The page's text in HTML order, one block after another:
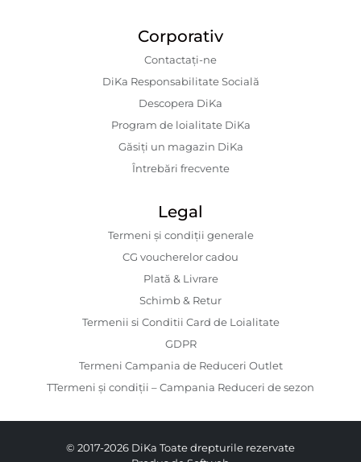
Corporativ
Contactaţi-ne
DiKa Responsabilitate Socială
Descopera DiKa
Program de loialitate DiKa
Găsiți un magazin DiKa
Întrebări frecvente
Legal
Termeni și condiții generale
CG voucherelor cadou
Plată & Livrare
Schimb & Retur
Termenii si Conditii Card de Loialitate
GDPR
Termeni Campania de Reduceri Outlet
TTermeni și condiții – Campania Reduceri de sezon
© 2017-2026 DiKa Toate drepturile rezervate